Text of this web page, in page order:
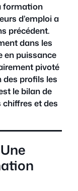
formation
d’emploi a
précédent.
dans les
en puissance
pivoté
profils les
le bilan de
et des